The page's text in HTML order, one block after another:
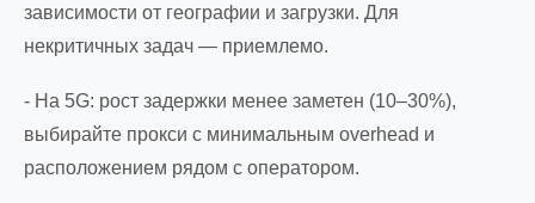
зависимости от географии и загрузки. Для
некритичных задач — приемлемо.
- На 5G: рост задержки менее заметен (10–30%),
выбирайте прокси с минимальным overhead и
расположением рядом с оператором.